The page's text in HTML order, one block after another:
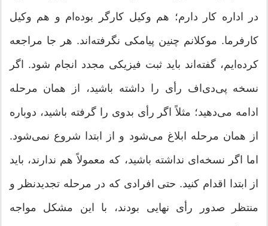
در اداره کار دارم؛ هم وکیل کارگر بوده‌ام و هم وکیل
کارفرما. موکلانم چنین پیامکی نگرفته‌اند. هر جا مراجعه
کرده‌ایم، گفته‌اند باید ثبت فیزیکی مجدد انجام شود. اگر
نسخه پی‌دی‌اف رأی را داشته باشید، از همان مرحله
ادامه می‌دهید؛ مثلاً اگر رأی بدوی را گرفته باشید، دوباره
از همان مرحله ابلاغ می‌شود و از ابتدا شروع نمی‌شود.
اما اگر نسخه‌ای نداشته باشید، که معمولاً هم ندارند، باید
از ابتدا اقدام کنید. حتی افرادی که در مرحله تجدیدنظر و
منتظر صدور رأی نهایی بودند، با این مشکل مواجه